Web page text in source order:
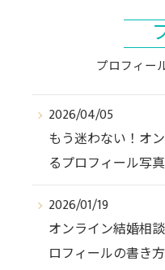
プロフィー
2026/04/05
もう迷わない！オ
るプロフィール写
2026/01/19
オンライン結婚相
ロフィールの書き